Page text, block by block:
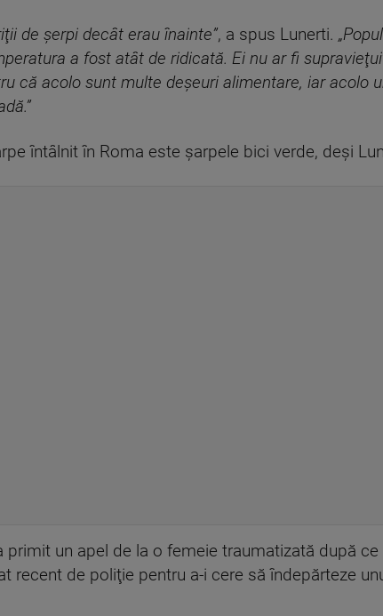
de şerpi decât erau înainte”, a spus Lunerti.
a fost atât de ridicată. Ei nu ar fi
că acolo sunt multe deşeuri alimentare, iar acolo
întâlnit în Roma este şarpele bici verde, deşi
primit un apel de la o femeie traumatizată după
recent de poliţie pentru a-i cere să îndepărteze